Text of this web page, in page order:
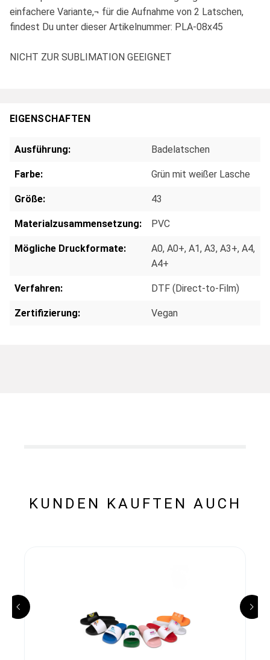
einfachere Variante,¬ für die Aufnahme von 2 Latschen,
findest Du unter dieser Artikelnummer: PLA-08x45
NICHT ZUR SUBLIMATION GEEIGNET
EIGENSCHAFTEN
Ausführung: Badelatschen
Farbe: Grün mit weißer Lasche
Größe: 43
Materialzusammensetzung: PVC
Mögliche Druckformate: A0, A0+, A1, A3, A3+, A4,
A4+
Verfahren: DTF (Direct-to-Film)
Zertifizierung: Vegan
KUNDEN KAUFTEN AUCH